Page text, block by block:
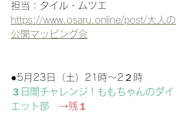
担当：タイル・ムツエ
https://www.osaru.online/post/大人の
公開マッピング会
●5月23日（土）21時〜2２時
３日間チャレンジ！ももちゃんのダイ
エット部 →残１